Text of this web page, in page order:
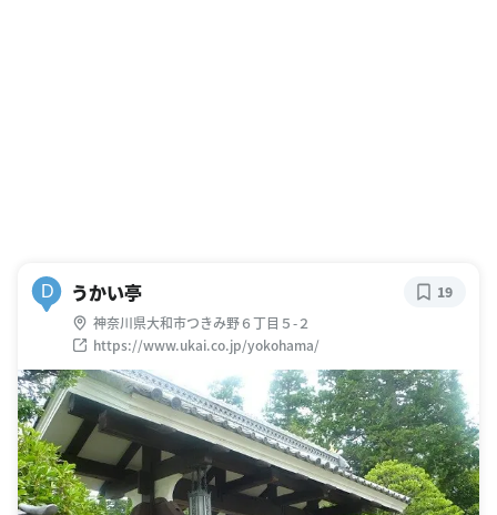
D うかい亭
神奈川県大和市つきみ野６丁目５-２
https://www.ukai.co.jp/yokohama/
19